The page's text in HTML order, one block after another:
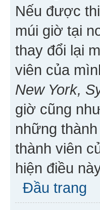
Nếu được
múi giờ tại
thay đổi lại
viên của
New York,
giờ cũng
những
thành viên
hiện điều
Đầu trang